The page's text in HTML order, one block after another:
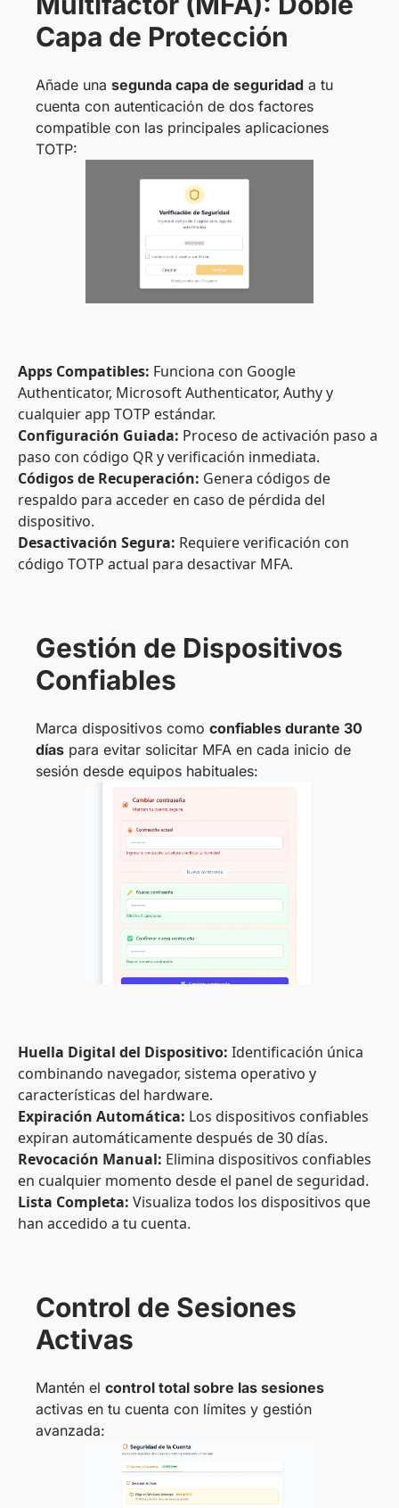
Capa de Protección
Añade una segunda capa de seguridad a tu
cuenta con autenticación de dos factores
compatible con las principales aplicaciones
TOTP:
Apps Compatibles: Funciona con Google
Authenticator, Microsoft Authenticator, Authy y
cualquier app TOTP estándar.
Configuración Guiada: Proceso de activación paso a
paso con código QR y verificación inmediata.
Códigos de Recuperación: Genera códigos de
respaldo para acceder en caso de pérdida del
dispositivo.
Desactivación Segura: Requiere verificación con
código TOTP actual para desactivar MFA.
Gestión de Dispositivos
Confiables
Marca dispositivos como confiables durante 30
días para evitar solicitar MFA en cada inicio de
sesión desde equipos habituales:
Huella Digital del Dispositivo: Identificación única
combinando navegador, sistema operativo y
características del hardware.
Expiración Automática: Los dispositivos confiables
expiran automáticamente después de 30 días.
Revocación Manual: Elimina dispositivos confiables
en cualquier momento desde el panel de seguridad.
Lista Completa: Visualiza todos los dispositivos que
han accedido a tu cuenta.
Control de Sesiones
Activas
Mantén el control total sobre las sesiones
activas en tu cuenta con límites y gestión
avanzada: